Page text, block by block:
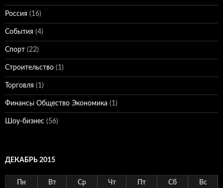
Россия (16)
События (4)
Спорт (22)
Строительство (1)
Торговля (1)
Финансы Общество Экономика (1)
Шоу-бизнес (56)
ДЕКАБРЬ 2015
Пн Вт Ср Чт Пт Сб Вс